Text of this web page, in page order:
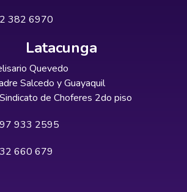
382 6970
Latacunga
Quevedo
Salcedo y Guayaquil
de Choferes 2do piso
933 2595
660 679